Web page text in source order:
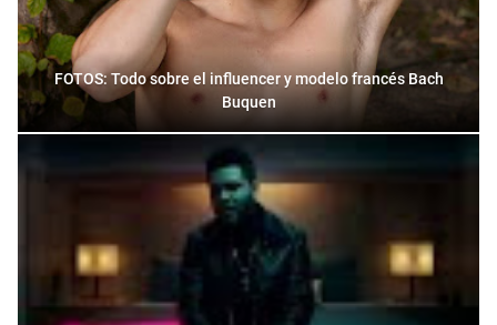
FOTOS: Todo sobre el influencer y modelo francés Bach
Buquen